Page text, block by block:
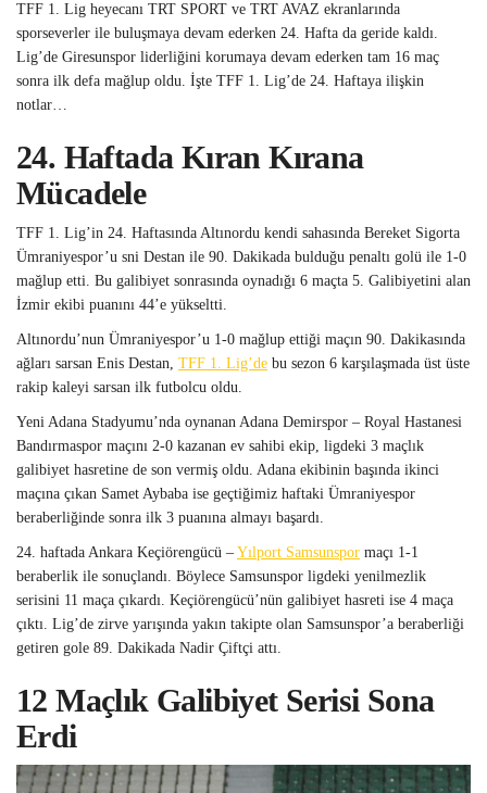
TFF 1. Lig heyecanı TRT SPORT ve TRT AVAZ ekranlarında
sporseverler ile buluşmaya devam ederken 24. Hafta da geride kaldı.
Lig’de Giresunspor liderliğini korumaya devam ederken tam 16 maç
sonra ilk defa mağlup oldu. İşte TFF 1. Lig’de 24. Haftaya ilişkin
notlar…
24. Haftada Kıran Kırana
Mücadele
TFF 1. Lig’in 24. Haftasında Altınordu kendi sahasında Bereket Sigorta
Ümraniyespor’u sni Destan ile 90. Dakikada bulduğu penaltı golü ile 1-0
mağlup etti. Bu galibiyet sonrasında oynadığı 6 maçta 5. Galibiyetini alan
İzmir ekibi puanını 44’e yükseltti.
Altınordu’nun Ümraniyespor’u 1-0 mağlup ettiği maçın 90. Dakikasında
ağları sarsan Enis Destan, TFF 1. Lig’de bu sezon 6 karşılaşmada üst üste
rakip kaleyi sarsan ilk futbolcu oldu.
Yeni Adana Stadyumu’nda oynanan Adana Demirspor – Royal Hastanesi
Bandırmaspor maçını 2-0 kazanan ev sahibi ekip, ligdeki 3 maçlık
galibiyet hasretine de son vermiş oldu. Adana ekibinin başında ikinci
maçına çıkan Samet Aybaba ise geçtiğimiz haftaki Ümraniyespor
beraberliğinde sonra ilk 3 puanına almayı başardı.
24. haftada Ankara Keçiörengücü – Yılport Samsunspor maçı 1-1
beraberlik ile sonuçlandı. Böylece Samsunspor ligdeki yenilmezlik
serisini 11 maça çıkardı. Keçiörengücü’nün galibiyet hasreti ise 4 maça
çıktı. Lig’de zirve yarışında yakın takipte olan Samsunspor’a beraberliği
getiren gole 89. Dakikada Nadir Çiftçi attı.
12 Maçlık Galibiyet Serisi Sona
Erdi